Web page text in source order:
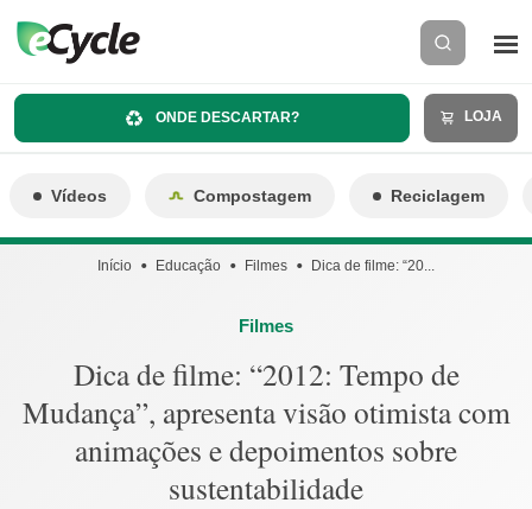
ONDE DESCARTAR? LOJA
Vídeos Compostagem Reciclagem
Início Educação Filmes Dica de filme: “20...
Filmes
Dica de filme: “2012: Tempo de
Mudança”, apresenta visão otimista com
animações e depoimentos sobre
sustentabilidade